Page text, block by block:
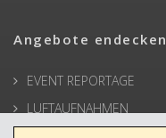
Angebote endecken
EVENT REPORTAGE
LUFTAUFNAHMEN